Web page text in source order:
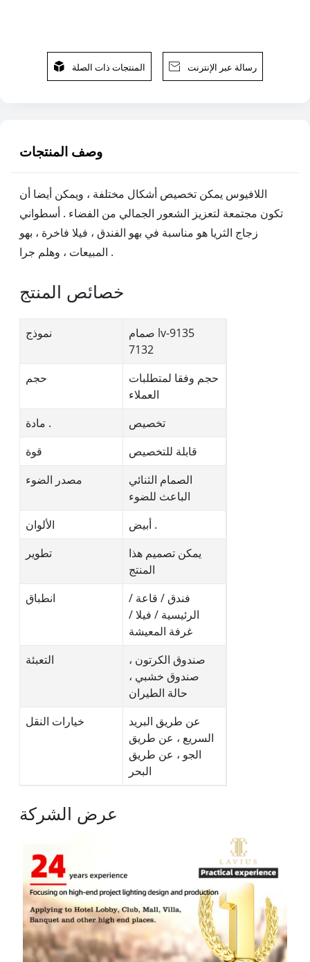
 المنتجات ذات الصلة  رسالة عبر الإنترنت
وصف المنتجات
اللافيوس يمكن تخصيص أشكال مختلفة ، ويمكن أيضا أن
تكون مجتمعة لتعزيز الشعور الجمالي من الفضاء . أسطواني
زجاج الثريا هو مناسبة في بهو الفندق ، فيلا فاخرة ، بهو
المبيعات ، وهلم جرا .
خصائص المنتج
نموذج
صمام lv-9135
7132
حجم
حجم وفقا لمتطلبات
العملاء
مادة .
تخصيص
قوة
قابلة للتخصيص
مصدر الضوء
الصمام الثنائي
الباعث للضوء
الألوان
أبيض .
تطوير
يمكن تصميم هذا
المنتج
انطباق
فندق / قاعة /
الرئيسية / فيلا /
غرفة المعيشة
التعبئة
صندوق الكرتون ،
صندوق خشبي ،
حالة الطيران
خيارات النقل
عن طريق البريد
السريع ، عن طريق
الجو ، عن طريق
البحر
عرض الشركة